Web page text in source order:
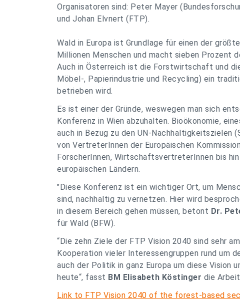
Organisatoren sind: Peter Mayer
und Johan Elvnert (FTP).
Wald in Europa ist Grundlage für einen der
Millionen Menschen und macht sieben Prozent
Auch in Österreich ist die Forstwirtschaft und
Möbel-, Papierindustrie und Recycling) ein
betrieben wird.
Es ist einer der Gründe, weswegen man sich
Konferenz in Wien abzuhalten. Bioökonomie,
auch in Bezug zu den UN-Nachhaltigkeitszielen
von VertreterInnen der Europäischen
ForscherInnen, WirtschaftsvertreterInnen bis
europäischen Ländern.
"Diese Konferenz ist ein wichtiger Ort, um
sind, nachhaltig zu vernetzen. Hier wird
in diesem Bereich gehen müssen, betont Dr.
für Wald (BFW).
“Die zehn Ziele der FTP Vision 2040 sind sehr
Kooperation vieler Interessengruppen rund um
auch der Politik in ganz Europa um diese Vision
heute“, fasst BM Elisabeth Köstinger die
Link to FTP Vision 2040 of the forest-based